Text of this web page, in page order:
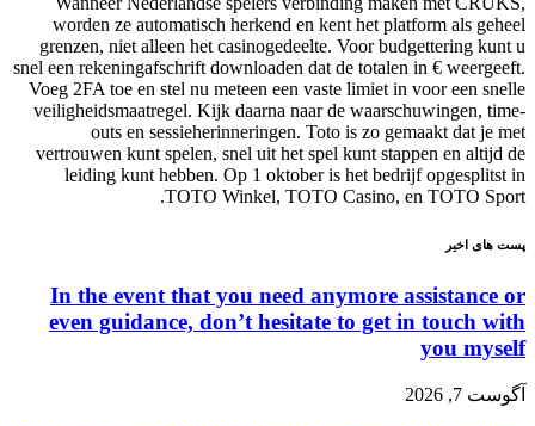
worden ze automatisch herkend en kent het platform als geheel
grenzen, niet alleen het casinogedeelte. Voor budgettering kunt u
snel een rekeningafschrift downloaden dat de totalen in € weergeeft.
Voeg 2FA toe en stel nu meteen een vaste limiet in voor een snelle
veiligheidsmaatregel. Kijk daarna naar de waarschuwingen, time-
outs en sessieherinneringen. Toto is zo gemaakt dat je met
vertrouwen kunt spelen, snel uit het spel kunt stappen en altijd de
leiding kunt hebben. Op 1 oktober is het bedrijf opgesplitst in
TOTO Winkel, TOTO Casino, en TOTO Sport.
پست های اخیر
In the event that you need anymore assistance or
even guidance, don’t hesitate to get in touch with
you myself
آگوست 7, 2026